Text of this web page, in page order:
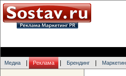
Медиа Реклама Брендинг